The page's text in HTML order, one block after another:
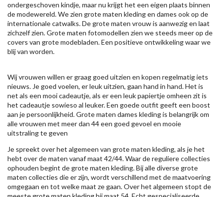
ondergeschoven kindje, maar nu krijgt het een eigen plaats binnen
de modewereld. We zien grote maten kleding en dames ook op de
internationale catwalks. De grote maten vrouw is aanwezig en laat
zichzelf zien. Grote maten fotomodellen zien we steeds meer op de
covers van grote modebladen. Een positieve ontwikkeling waar we
blij van worden.
Wij vrouwen willen er graag goed uitzien en kopen regelmatig iets
nieuws. Je goed voelen, er leuk uitzien, gaan hand in hand. Het is
net als een mooi cadeautje, als er een leuk papiertje omheen zit is
het cadeautje sowieso al leuker. Een goede outfit geeft een boost
aan je persoonlijkheid. Grote maten dames kleding is belangrijk om
alle vrouwen met meer dan 44 een goed gevoel en mooie
uitstraling te geven
Je spreekt over het algemeen van grote maten kleding, als je het
hebt over de maten vanaf maat 42/44. Waar de reguliere collecties
ophouden begint de grote maten kleding. Bij alle diverse grote
maten collecties die er zijn, wordt verschillend met de maatvoering
omgegaan en tot welke maat ze gaan. Over het algemeen stopt de